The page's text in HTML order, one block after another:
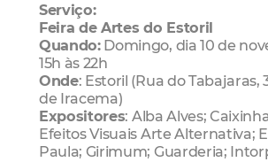
Serviço:
Feira de Artes do Estoril
Quando:Domingo, dia 10 de
15h às 22h
Onde: Estoril (Rua do Tabajaras,
de Iracema)
Expositores: Alba Alves;
Efeitos Visuais Arte Alternativa;
Paula; Girimum; Guarderia;